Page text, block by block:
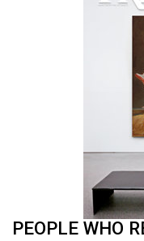
PEOPLE WHO